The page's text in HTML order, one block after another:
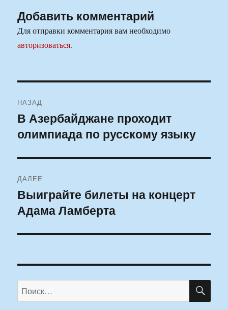
Добавить комментарий
Для отправки комментария вам необходимо
авторизоваться.
по
записям
НАЗАД
Предыдущая
запись:
В Азербайджане проходит
олимпиада по русскому языку
ДАЛЕЕ
Следующая
запись:
Выиграйте билеты на концерт
Адама Ламберта
Искать: